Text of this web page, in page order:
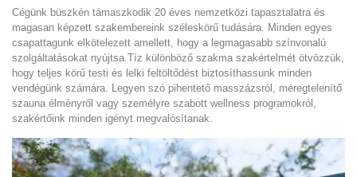
Cégünk büszkén támaszkodik 20 éves nemzetközi tapasztalatra és
magasan képzett szakembereink széleskörű tudására. Minden egyes
csapattagunk elkötelezett amellett, hogy a legmagasabb színvonalú
szolgáltatásokat nyújtsa.Tíz különböző szakma szakértelmét ötvözzük,
hogy teljes körű testi és lelki feltöltődést biztosíthassunk minden
vendégünk számára. Legyen szó pihentető masszázsról, méregtelenítő
szauna élményről vagy személyre szabott wellness programokról,
szakértőink minden igényt megvalósítanak.